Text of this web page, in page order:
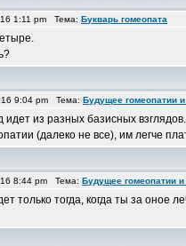
1:11 pm Тема: Букварь гомеопата
9:04 pm Тема: Будущее гомеопатии
из разных базисных взглядов.
(далеко не все), им легче
8:44 pm Тема: Будущее гомеопатии
только тогда, когда ты за оное